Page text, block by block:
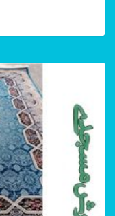
محصول
مختلفی
باشد.
گزینه